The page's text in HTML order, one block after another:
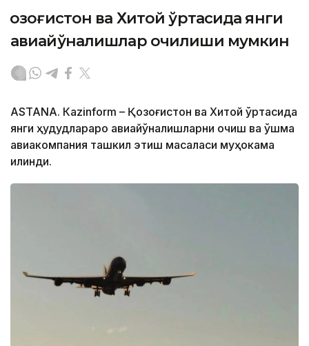
Қозоғистон ва Хитой ўртасида янги
авиайўналишлар очилиши мумкин
ASTANА. Кazinform – Қозоғистон ва Хитой ўртасида
янги ҳудудлараро авиайўналишларни очиш ва қўшма
авиакомпания ташкил этиш масаласи муҳокама
қилинди.